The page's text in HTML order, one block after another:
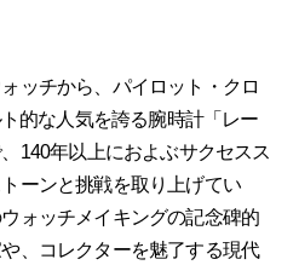
ッチから、パイロット・クロ
的な人気を誇る腕時計「レー
140年以上におよぶサクセスス
ーンと挑戦を取り上げてい
ォッチメイキングの記念碑的
、コレクターを魅了する現代